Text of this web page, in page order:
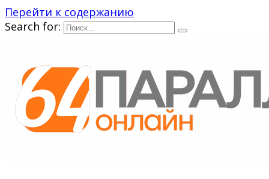
Перейти к содержанию
Search for: